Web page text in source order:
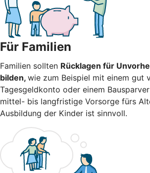
Für Familien
Familien sollten Rücklagen für
bilden, wie zum Beispiel mit einem gut
Tagesgeldkonto oder einem
mittel- bis langfristige Vorsorge fürs
Ausbildung der Kinder ist sinnvoll.